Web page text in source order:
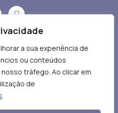
a sua experiência de
ou conteúdos
tráfego. Ao clicar em
de
nº 110,
167 Lisboa
reservados.